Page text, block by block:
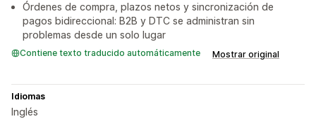
Órdenes de compra, plazos netos y sincronización de
pagos bidireccional: B2B y DTC se administran sin
problemas desde un solo lugar
Contiene texto traducido automáticamente Mostrar original
Idiomas
Inglés